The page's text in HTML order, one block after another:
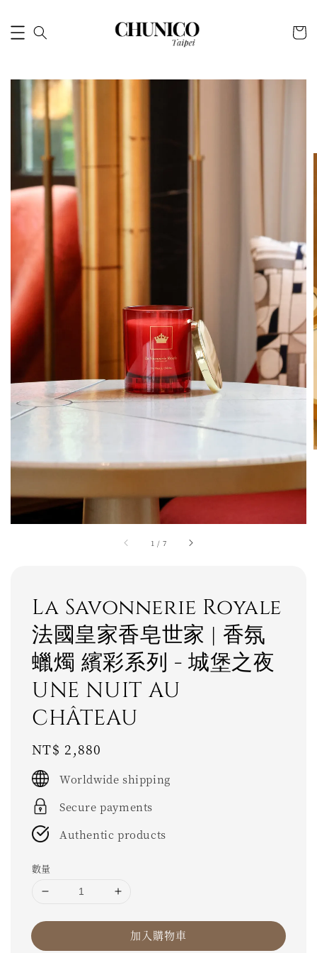
1 / 7
La Savonnerie Royale
法國皇家香皂世家 | 香氛
蠟燭 繽彩系列 - 城堡之夜
UNE NUIT AU
CHÂTEAU
Regular
price
NT$ 2,880
Worldwide shipping
Secure payments
Authentic products
數量
加入購物車